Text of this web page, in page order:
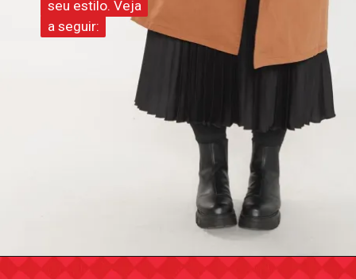
seu estilo. Veja
a seguir:
seu estilo. Veja
a seguir: